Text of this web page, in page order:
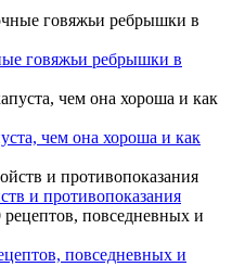
говяжьи ребрышки в
чем она хороша и как
и противопоказания
повседневных и